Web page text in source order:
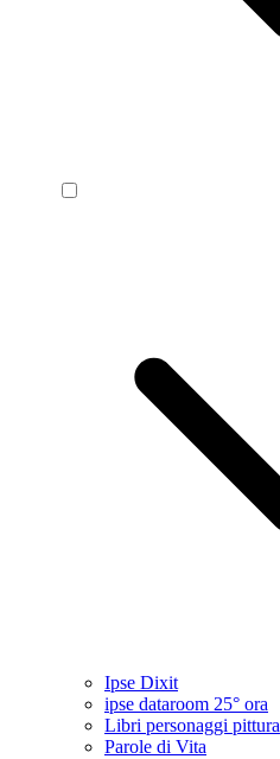
Ipse Dixit
ipse dataroom 25° ora
Libri personaggi pittura
Parole di Vita